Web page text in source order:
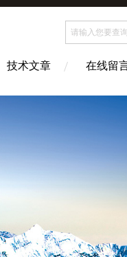
技术文章 在线留